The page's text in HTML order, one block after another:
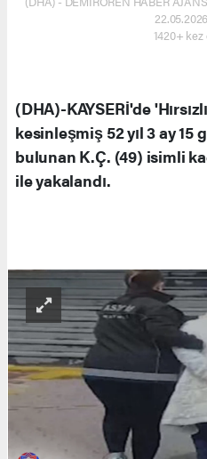
1420+
(DHA)-KAYSERİ'de
kesinleşmiş 52 yıl 3 ay 15
bulunan K.Ç. (49) isimli
ile yakalandı.